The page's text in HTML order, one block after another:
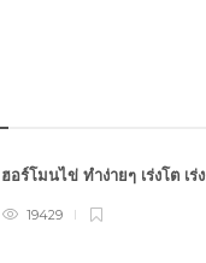
ฮอร์โมนไข่ ทำง่ายๆ เร่งโต เร่
19429